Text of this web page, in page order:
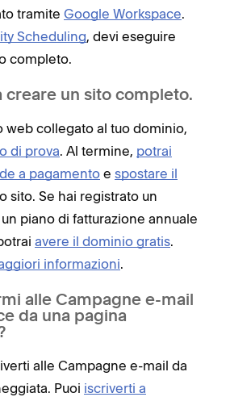
tramite Google Workspace.
Scheduling, devi eseguire
completo.
creare un sito completo.
web collegato al tuo dominio,
di prova. Al termine, potrai
a pagamento e spostare il
sito. Se hai registrato un
piano di fatturazione annuale
avere il dominio gratis.
informazioni.
alle Campagne e-mail
da una pagina
alle Campagne e-mail da
Puoi iscriverti a